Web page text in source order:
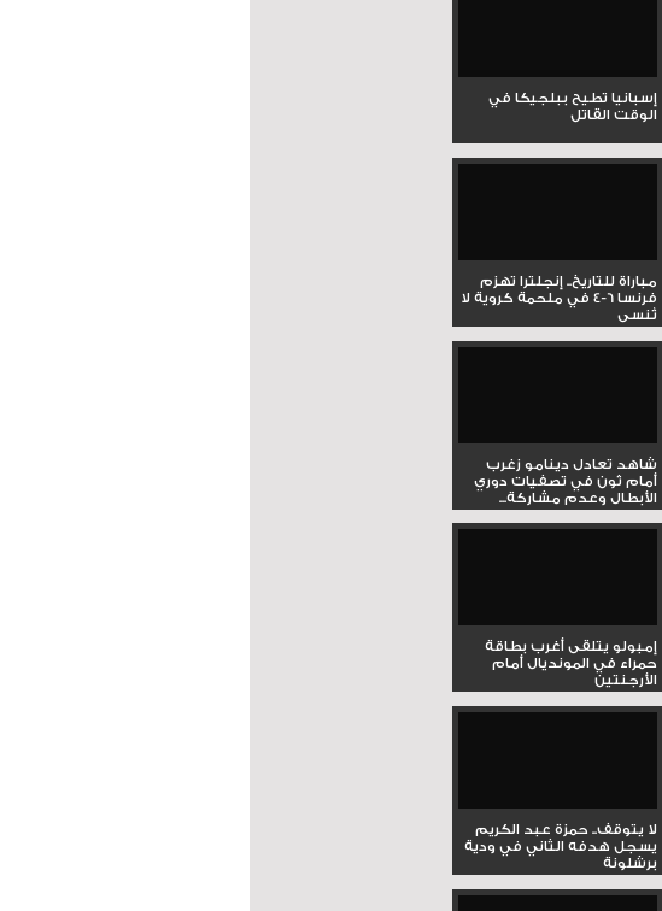
إسبانيا تطيح ببلجيكا في
الوقت القاتل
مباراة للتاريخ.. إنجلترا تهزم
فرنسا 6-4 في ملحمة كروية لا
تُنسى
شاهد تعادل دينامو زغرب
أمام ثون في تصفيات دوري
الأبطال وعدم مشاركة...
إمبولو يتلقى أغرب بطاقة
حمراء في المونديال أمام
الأرجنتين
لا يتوقف.. حمزة عبد الكريم
يسجل هدفه الثاني في ودية
برشلونة